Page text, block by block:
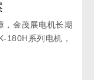
，金茂展电机长期
180H系列电机，